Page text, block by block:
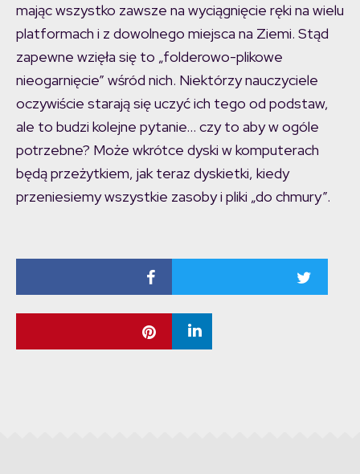
mając wszystko zawsze na wyciągnięcie ręki na wielu
platformach i z dowolnego miejsca na Ziemi. Stąd
zapewne wzięła się to „folderowo-plikowe
nieogarnięcie” wśród nich. Niektórzy nauczyciele
oczywiście starają się uczyć ich tego od podstaw,
ale to budzi kolejne pytanie… czy to aby w ogóle
potrzebne? Może wkrótce dyski w komputerach
będą przeżytkiem, jak teraz dyskietki, kiedy
przeniesiemy wszystkie zasoby i pliki „do chmury”.